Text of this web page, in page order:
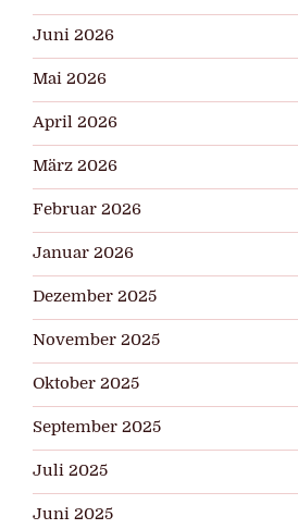
Juni 2026
Mai 2026
April 2026
März 2026
Februar 2026
Januar 2026
Dezember 2025
November 2025
Oktober 2025
September 2025
Juli 2025
Juni 2025